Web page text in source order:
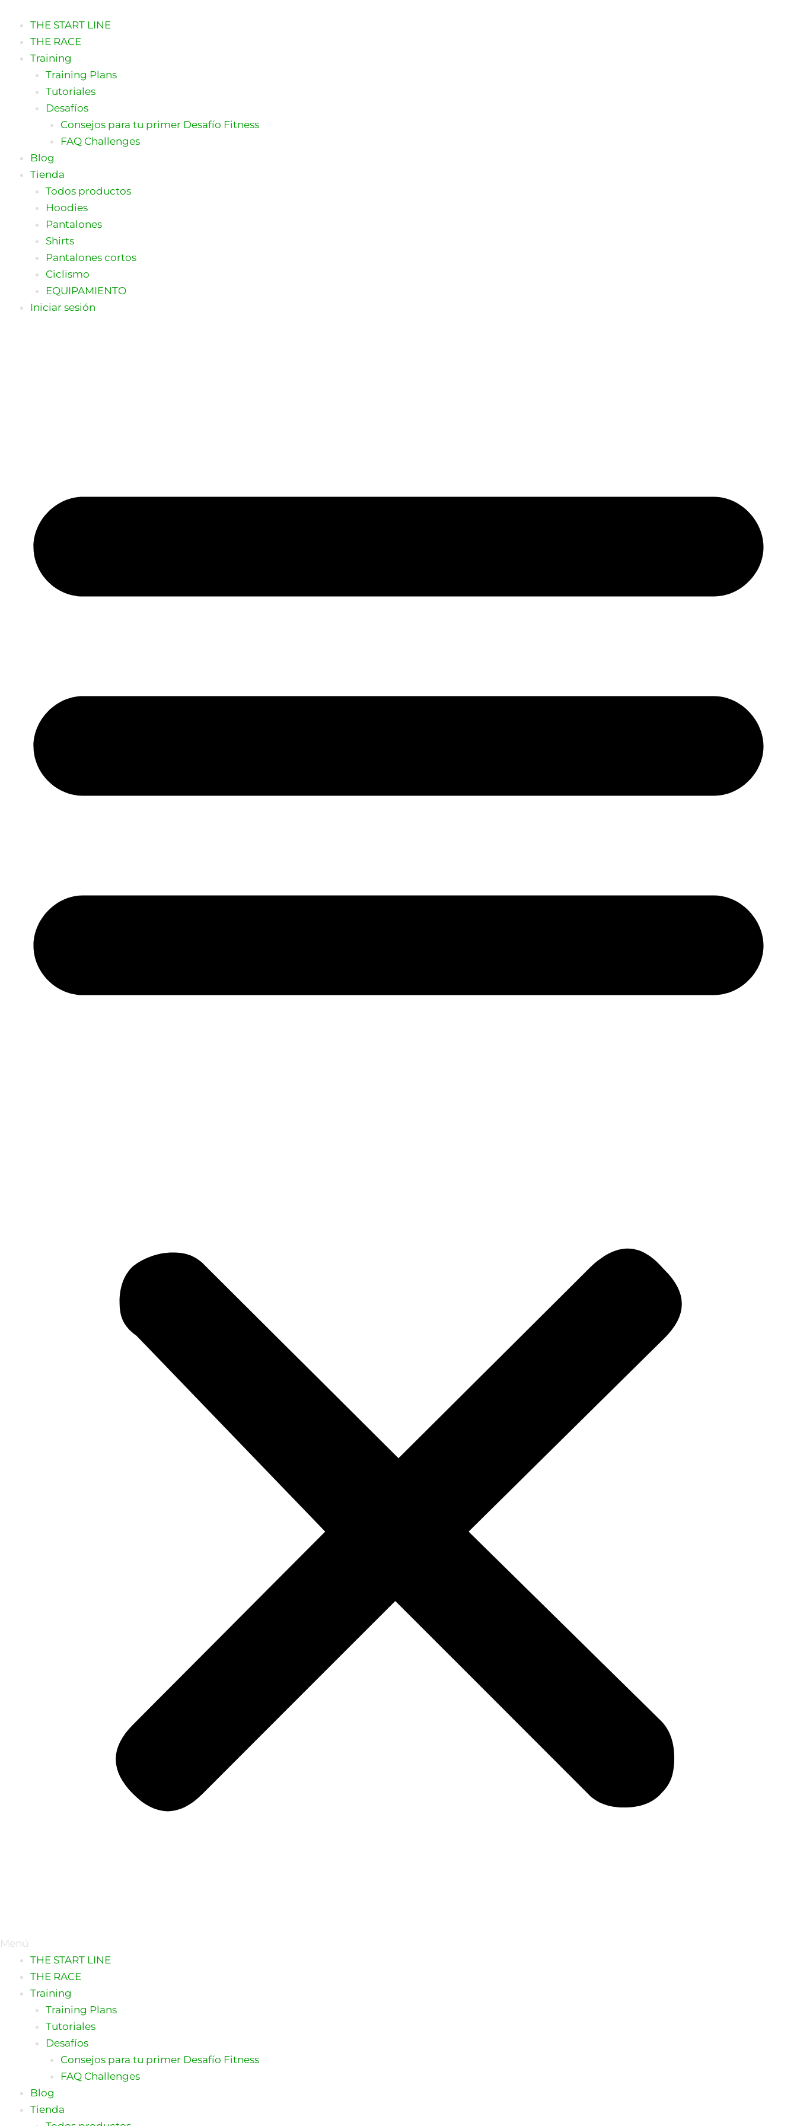
contenido
THE START LINE
THE RACE
Training
Training Plans
Tutoriales
Desafíos
Consejos para tu primer Desafío Fitness
FAQ Challenges
Blog
Tienda
Todos productos
Hoodies
Pantalones
Shirts
Pantalones cortos
Ciclismo
EQUIPAMIENTO
Iniciar sesión
Menú
THE START LINE
THE RACE
Training
Training Plans
Tutoriales
Desafíos
Consejos para tu primer Desafío Fitness
FAQ Challenges
Blog
Tienda